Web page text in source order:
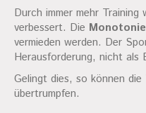
Durch immer mehr
verbessert. Die
vermieden werden. Der
Herausforderung, nicht als
Gelingt dies, so können die
übertrumpfen.